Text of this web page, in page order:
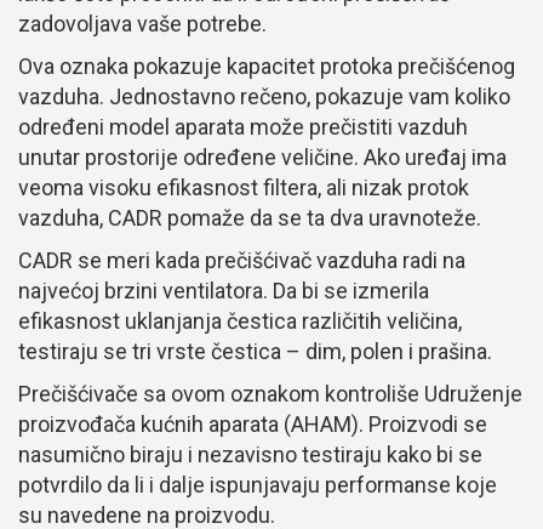
zadovoljava vaše potrebe.
Ova oznaka pokazuje kapacitet protoka prečišćenog
vazduha. Jednostavno rečeno, pokazuje vam koliko
određeni model aparata može prečistiti vazduh
unutar prostorije određene veličine. Ako uređaj ima
veoma visoku efikasnost filtera, ali nizak protok
vazduha, CADR pomaže da se ta dva uravnoteže.
CADR se meri kada prečišćivač vazduha radi na
najvećoj brzini ventilatora. Da bi se izmerila
efikasnost uklanjanja čestica različitih veličina,
testiraju se tri vrste čestica – dim, polen i prašina.
Prečišćivače sa ovom oznakom kontroliše Udruženje
proizvođača kućnih aparata (AHAM). Proizvodi se
nasumično biraju i nezavisno testiraju kako bi se
potvrdilo da li i dalje ispunjavaju performanse koje
su navedene na proizvodu.